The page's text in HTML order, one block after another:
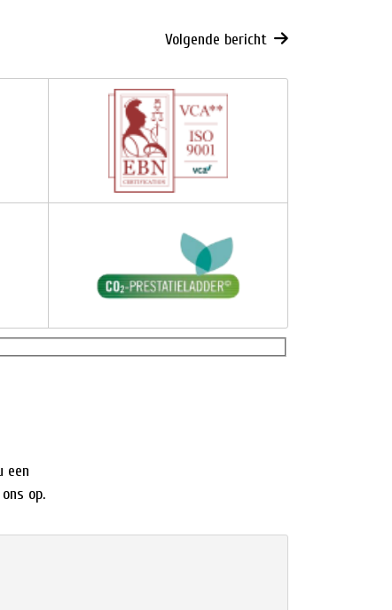
Volgende bericht
een
op.